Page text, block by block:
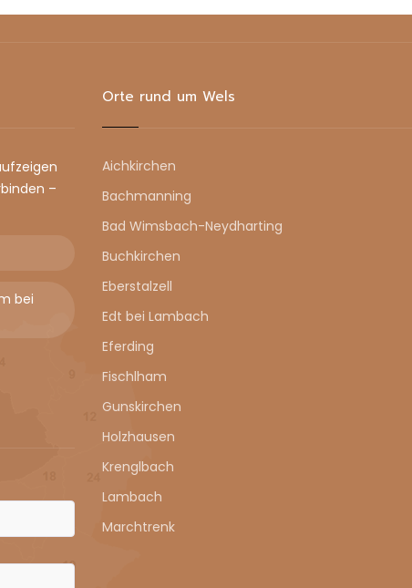
–
bei
Orte rund um Wels
Aichkirchen
Bachmanning
Bad Wimsbach-Neydharting
Buchkirchen
Eberstalzell
Edt bei Lambach
Eferding
Fischlham
Gunskirchen
Holzhausen
Krenglbach
Lambach
Marchtrenk